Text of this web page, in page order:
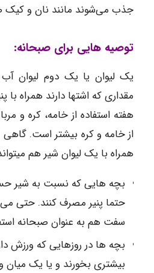
جذب می‌شوند مانند نان و کیک
توصیه هایی برای صبحانه:
یک لیوان یا یک دوم لیوان
مقداری که اشتها دارند همراه با
هفته استفاده از خامه، کره و
از خامه و کره بیشتر است. گاهی
همراه با یک لیوان شیر هم
بچه هایی که نسبت به شیر
حتما پنیر مصرف کنند. حتی
سفت هم به عنوان صبحانه
بچه ها در روزهایی که ورزش
بیشتری بخورند و یا یک میان